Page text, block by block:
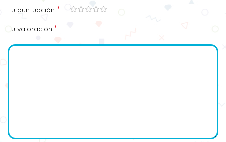
Tu puntuación *
Tu valoración *